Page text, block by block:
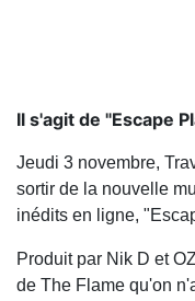
Il s'agit de "Escape
Jeudi 3 novembre,
sortir de la nouvelle
inédits en ligne,
Produit par Nik D et
de The Flame qu'on